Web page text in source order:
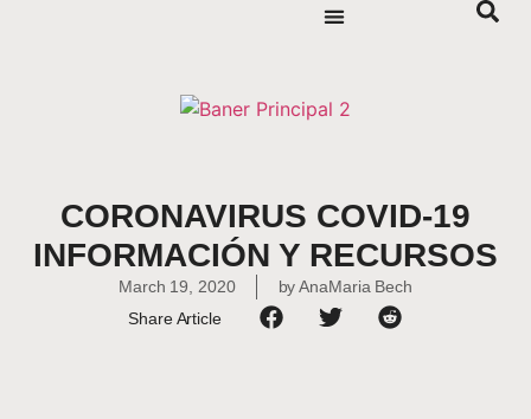
CORONAVIRUS COVID-19
INFORMACIÓN Y RECURSOS
March 19, 2020 byAnaMaria Bech
Share Article